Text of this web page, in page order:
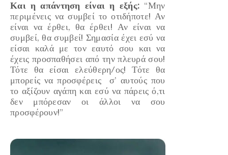
Και η απάντηση είναι η εξής: “Μην
περιμένεις να συμβεί το οτιδήποτε! Αν
είναι να έρθει, θα έρθει! Αν είναι να
συμβεί, θα συμβεί! Σημασία έχει εσύ να
είσαι καλά με τον εαυτό σου και να
έχεις προσπαθήσει από την πλευρά σου!
Τότε θα είσαι ελεύθερη/ος! Τότε θα
μπορείς να προσφέρεις σ’ αυτούς που
το αξίζουν αγάπη και εσύ να πάρεις ό,τι
δεν μπόρεσαν οι άλλοι να σου
προσφέρουν!”